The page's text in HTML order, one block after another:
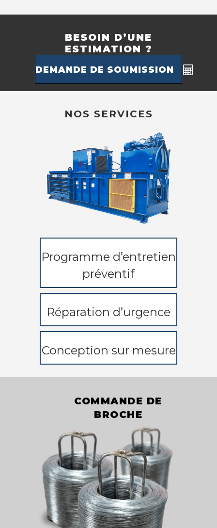
BESOIN D’UNE
ESTIMATION ?
DEMANDE DE SOUMISSION
NOS SERVICES
Programme d’entretien
préventif
Réparation d’urgence
Conception sur mesure
COMMANDE DE
BROCHE